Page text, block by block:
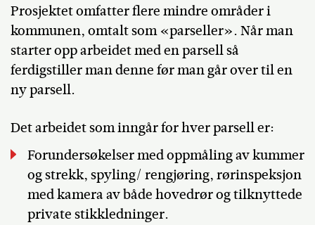
Prosjektet omfatter flere mindre områder i
kommunen, omtalt som «parseller». Når man
starter opp arbeidet med en parsell så
ferdigstiller man denne før man går over til en
ny parsell.
Det arbeidet som inngår for hver parsell er:
Forundersøkelser med oppmåling av kummer
og strekk, spyling/ rengjøring, rørinspeksjon
med kamera av både hovedrør og tilknyttede
private stikkledninger.